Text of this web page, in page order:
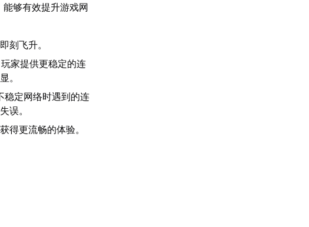
能够有效提升游戏网
刻飞升。
家提供更稳定的连
。
稳定网络时遇到的连
误。
得更流畅的体验。